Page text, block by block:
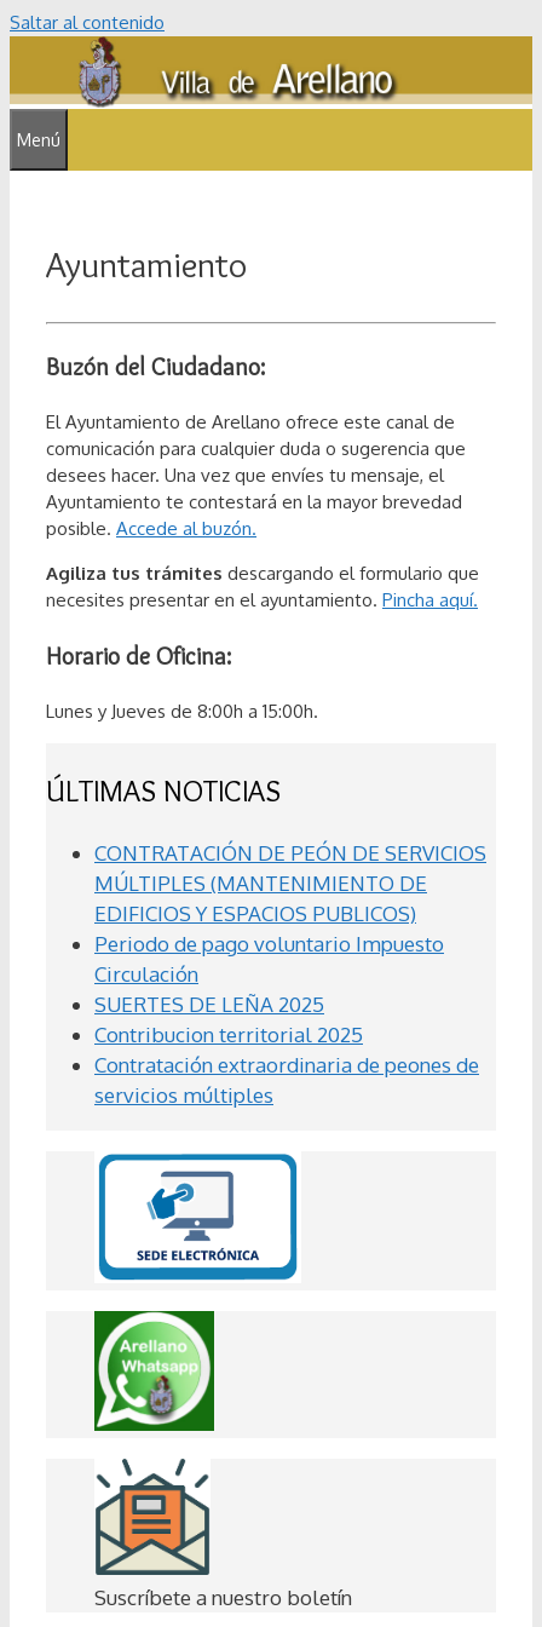
Saltar al contenido
Menú
Ayuntamiento
Buzón del Ciudadano:
El Ayuntamiento de Arellano ofrece este canal de
comunicación para cualquier duda o sugerencia que
desees hacer. Una vez que envíes tu mensaje, el
Ayuntamiento te contestará en la mayor brevedad
posible. Accede al buzón.
Agiliza tus trámites descargando el formulario que
necesites presentar en el ayuntamiento. Pincha aquí.
Horario de Oficina:
Lunes y Jueves de 8:00h a 15:00h.
ÚLTIMAS NOTICIAS
CONTRATACIÓN DE PEÓN DE SERVICIOS
MÚLTIPLES (MANTENIMIENTO DE
EDIFICIOS Y ESPACIOS PUBLICOS)
Periodo de pago voluntario Impuesto
Circulación
SUERTES DE LEÑA 2025
Contribucion territorial 2025
Contratación extraordinaria de peones de
servicios múltiples
Suscríbete a nuestro boletín